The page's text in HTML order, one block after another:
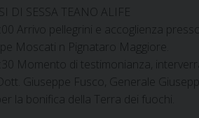
DI SESSA TEANO ALIFE
Arrivo pellegrini e accoglienza
Moscati n Pignataro Maggiore.
Momento di testimonianza,
Dott. Giuseppe Fusco, Generale
la bonifica della Terra dei fuochi.